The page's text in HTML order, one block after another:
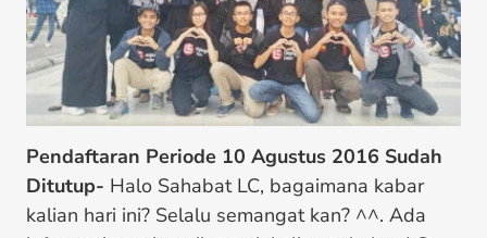
Pendaftaran Periode 10 Agustus 2016 Sudah
Ditutup- Halo Sahabat LC, bagaimana kabar
kalian hari ini? Selalu semangat kan? ^^. Ada